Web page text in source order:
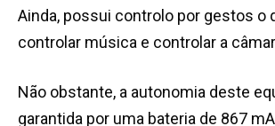
Ainda, possui controlo por gestos o
controlar música e controlar a
Não obstante, a autonomia deste
garantida por uma bateria de 867